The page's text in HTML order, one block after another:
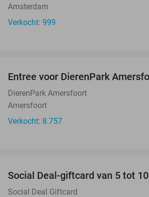
Amsterdam
Verkocht: 999
Entree voor DierenPark
DierenPark Amersfoort
Amersfoort
Verkocht: 8.757
Social Deal-giftcard van 5 tot
Social Deal Giftcard